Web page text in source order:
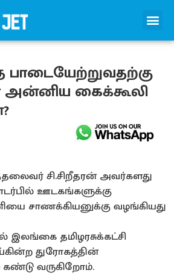
பாடையேற்றுவதற்கு
அன்னிய கைக்கூலி
சி.சிறீதரன் அவர்களது
ஊடகங்களுக்கு
சாணக்கியனுக்கு வழங்கியது
தமிழரசுக்கட்சி
துரோகத்தின்
வருகிறோம்.